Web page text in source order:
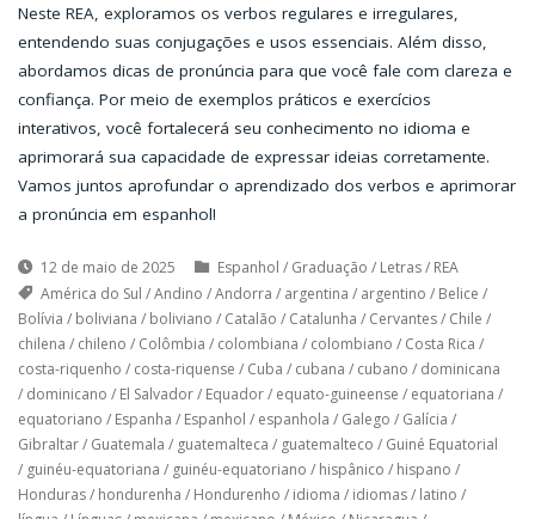
Neste REA, exploramos os verbos regulares e irregulares,
entendendo suas conjugações e usos essenciais. Além disso,
abordamos dicas de pronúncia para que você fale com clareza e
confiança. Por meio de exemplos práticos e exercícios
interativos, você fortalecerá seu conhecimento no idioma e
aprimorará sua capacidade de expressar ideias corretamente.
Vamos juntos aprofundar o aprendizado dos verbos e aprimorar
a pronúncia em espanhol!
12 de maio de 2025 Espanhol / Graduação / Letras/ REA
América do Sul /Andino /Andorra / argentina / argentino / Belice /
Bolívia / boliviana / boliviano / Catalão / Catalunha / Cervantes/ Chile /
chilena / chileno / Colômbia / colombiana / colombiano / Costa Rica /
costa-riquenho / costa-riquense / Cuba / cubana / cubano / dominicana
/ dominicano / El Salvador/ Equador/ equato-guineense / equatoriana /
equatoriano / Espanha / Espanhol / espanhola / Galego / Galícia /
Gibraltar/ Guatemala / guatemalteca / guatemalteco / Guiné Equatorial
/ guinéu-equatoriana / guinéu-equatoriano / hispânico / hispano /
Honduras/ hondurenha / Hondurenho / idioma / idiomas/ latino /